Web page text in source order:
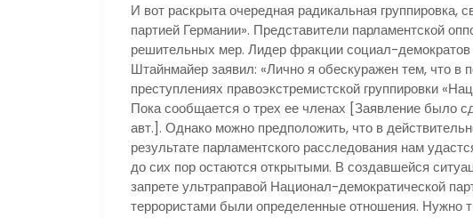
И вот раскрыта очередная радикальная группировка,
партией Германии». Представители парламентской
решительных мер. Лидер фракции социал-демократов
Штайнмайер заявил: «Лично я обескуражен тем, что в
преступлениях правоэкстремистской группировки
Пока сообщается о трех ее членах [Заявление было
авт.]. Однако можно предположить, что в
результате парламентского расследования нам
до сих пор остаются открытыми. В создавшейся
запрете ультраправой Национал-демократической
террористами были определенные отношения. Нужно